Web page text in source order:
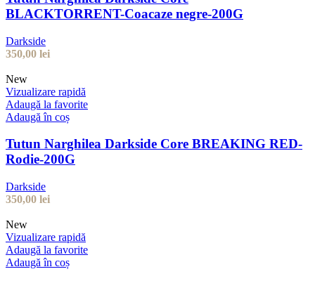
BLACKTORRENT-Coacaze negre-200G
Darkside
350,00 lei
New
Vizualizare rapidă
Adaugă la favorite
Adaugă în coș
Tutun Narghilea Darkside Core BREAKING RED-
Rodie-200G
Darkside
350,00 lei
New
Vizualizare rapidă
Adaugă la favorite
Adaugă în coș